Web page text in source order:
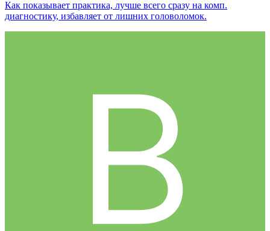
Как показывает практика, лучше всего сразу на комп.
диагностику, избавляет от лишних головоломок.